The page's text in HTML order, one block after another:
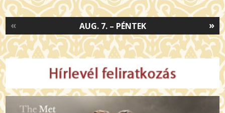
»
AUG. 7. – PÉNTEK
«